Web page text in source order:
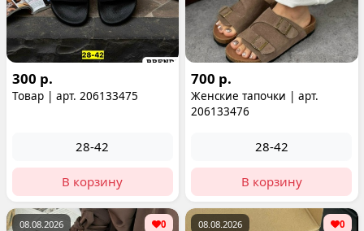
300 р.
Товар | арт. 206133475
28-42
В корзину
700 р.
Женские тапочки | арт.
206133476
28-42
В корзину
08.08.2026 0 08.08.2026 0